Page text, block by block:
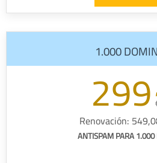
1.000
299
Renovación:
ANTISPAM PARA